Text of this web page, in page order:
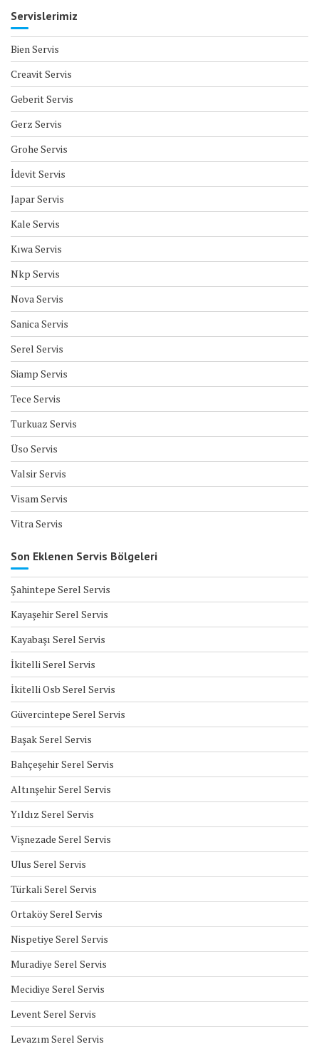
Servislerimiz
Bien Servis
Creavit Servis
Geberit Servis
Gerz Servis
Grohe Servis
İdevit Servis
Japar Servis
Kale Servis
Kıwa Servis
Nkp Servis
Nova Servis
Sanica Servis
Serel Servis
Siamp Servis
Tece Servis
Turkuaz Servis
Üso Servis
Valsir Servis
Visam Servis
Vitra Servis
Son Eklenen Servis Bölgeleri
Şahintepe Serel Servis
Kayaşehir Serel Servis
Kayabaşı Serel Servis
İkitelli Serel Servis
İkitelli Osb Serel Servis
Güvercintepe Serel Servis
Başak Serel Servis
Bahçeşehir Serel Servis
Altınşehir Serel Servis
Yıldız Serel Servis
Vişnezade Serel Servis
Ulus Serel Servis
Türkali Serel Servis
Ortaköy Serel Servis
Nispetiye Serel Servis
Muradiye Serel Servis
Mecidiye Serel Servis
Levent Serel Servis
Levazım Serel Servis